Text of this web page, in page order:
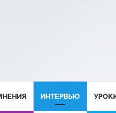
ИНТЕРВЬЮ